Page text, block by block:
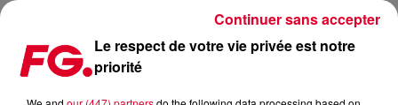
ART PARIS 2024
Le respect de votre vie privée est notre
priorité
Continuer sans accepter